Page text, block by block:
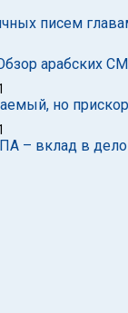
писем
арабских
но
– вклад в